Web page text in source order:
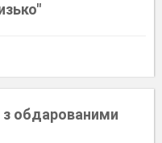
з обдарованими